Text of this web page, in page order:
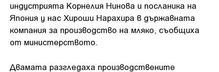
индустрията Корнелия Нинова и посланика на
Япония у нас Хироши Нарахира в държавната
компания за производство на мляко, съобщиха
от министерството.
Двамата разгледаха производствените